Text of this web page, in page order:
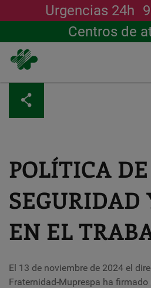
contenido
principal
Urgencias 24h
Centros de
POLÍTICA DE
SEGURIDAD
EN EL
El 13 de noviembre de 2024 el
Fraternidad-Muprespa ha